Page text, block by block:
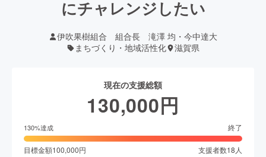
にチャレンジしたい
伊吹果樹組合 組合長 滝澤 均・今中達大
まちづくり・地域活性化
滋賀県
現在の支援総額
130,000円
130%達成 終了
目標金額100,000円 支援者数18 人